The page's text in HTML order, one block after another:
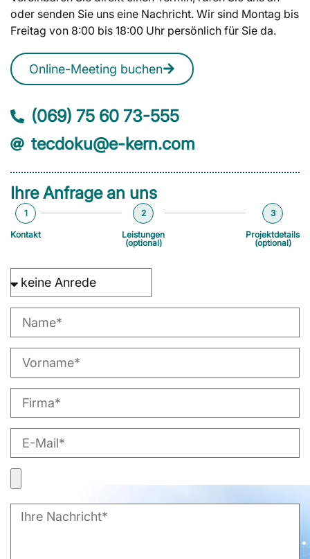
oder senden Sie uns eine Nachricht. Wir sind Montag bis
Freitag von 8:00 bis 18:00 Uhr persönlich für Sie da.
Online-Meeting buchen
(069) 75 60 73-555
tecdoku@e-kern.com
Ihre Anfrage an uns
1
Kontakt
2
Leistungen
(optional)
3
Projektdetails
(optional)